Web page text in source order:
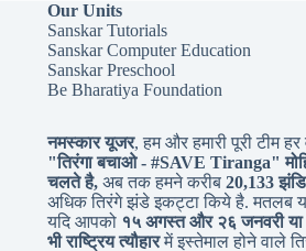
Our Units
Sanskar Tutorials
Sanskar Computer Education
Sanskar Preschool
Be Bharatiya Foundation
नमस्कार यूजर, हम और हमारी पूरी टीम हर
"तिरंगा बचाओ - #SAVE Tiranga"
चलते है,अब तक हमने करीब 20,133
अधिक तिरंगे झंडे इकट्टा किये है. मतलब
यदि आपको १५ अगस्त और २६ जनवरी या
भी राष्ट्रिय त्यौहारमें इस्तेमाल होने वाले